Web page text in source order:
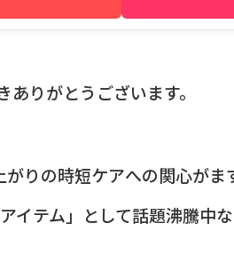
りがとうございます。
りの時短ケアへの関心がま
イテム」として話題沸騰中